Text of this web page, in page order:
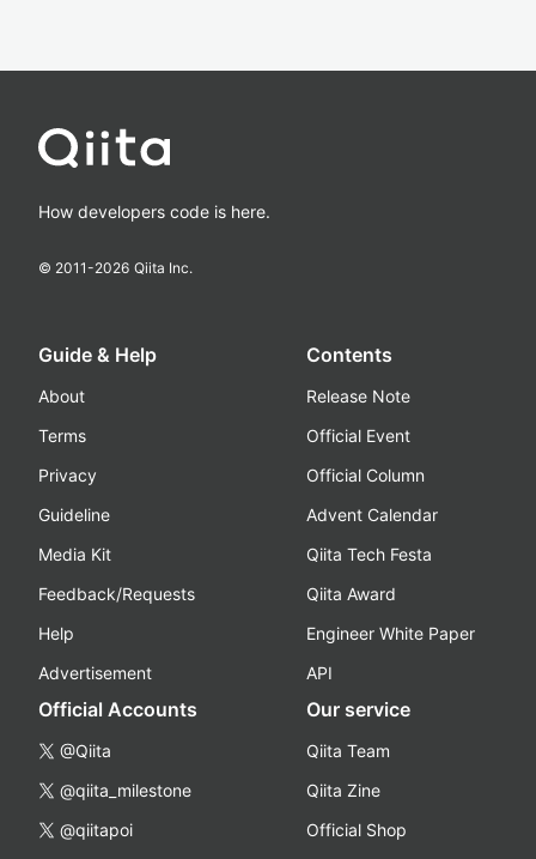
How developers code is here.
© 2011-2026 Qiita Inc.
Guide & Help
About
Terms
Privacy
Guideline
Media Kit
Feedback/Requests
Help
Advertisement
Contents
Release Note
Official Event
Official Column
Advent Calendar
Qiita Tech Festa
Qiita Award
Engineer White Paper
API
Official Accounts
@Qiita
@qiita_milestone
@qiitapoi
Our service
Qiita Team
Qiita Zine
Official Shop